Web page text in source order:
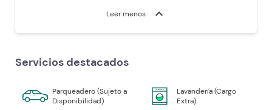
Leer menos expand_more
Servicios destacados
Parqueadero (Sujeto a
Disponibilidad)
Lavandería (Cargo
Extra)